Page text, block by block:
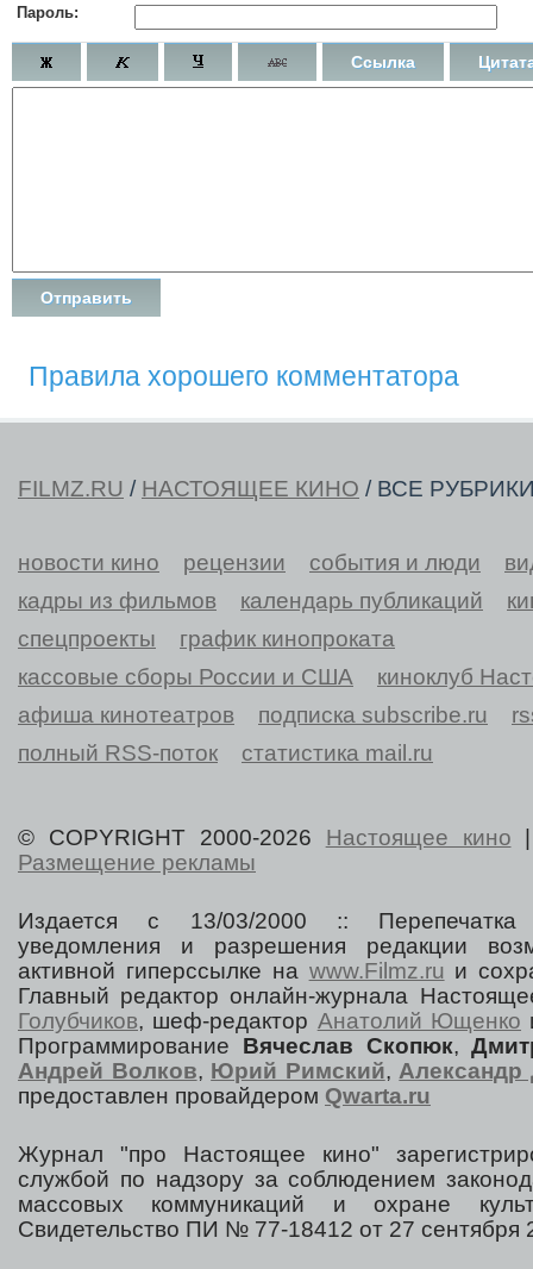
Пароль:
Ссылка
Правила хорошего комментатора
FILMZ.RU / НАСТОЯЩЕЕ КИНО / ВСЕ
новости кино рецензии события и люди
кадры из фильмов
календарь публикаций
спецпроекты
график кинопроката
кассовые сборы России и США
киноклуб
афиша кинотеатров
подписка subscribe.ru
полный RSS-поток
статистика mail.ru
© COPYRIGHT 2000-2026 Настоящее кино
Размещение рекламы
Издается с 13/03/2000 :: Перепечатка
уведомления и разрешения редакции
активной гиперссылке на www.Filmz.ru и
Главный редактор онлайн-журнала
Голубчиков, шеф-редактор Анатолий Ющенко
Программирование Вячеслав Скопюк,
Андрей Волков, Юрий Римский, Александр
предоставлен провайдером Qwarta.ru
Журнал "про Настоящее кино"
службой по надзору за соблюдением
массовых коммуникаций и охране
Свидетельство ПИ № 77-18412 от 27 сентября